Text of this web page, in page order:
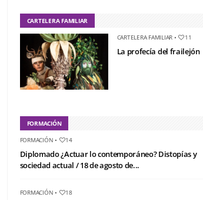
CARTELERA FAMILIAR
CARTELERA FAMILIAR • 11
La profecía del frailejón
FORMACIÓN
FORMACIÓN • 14
Diplomado ¿Actuar lo contemporáneo? Distopías y
sociedad actual / 18 de agosto de...
FORMACIÓN • 18